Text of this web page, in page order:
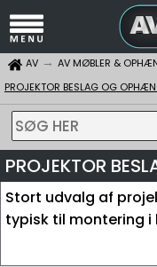
AV AV MØBLER &
PROJEKTOR BESLAG OG
SØG HER
PROJEKTOR
Stort udvalg af
typisk til montering